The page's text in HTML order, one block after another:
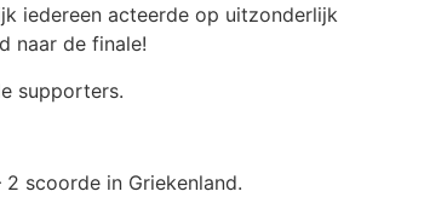
iedereen acteerde op uitzonderlijk
naar de finale!
supporters.
scoorde in Griekenland.